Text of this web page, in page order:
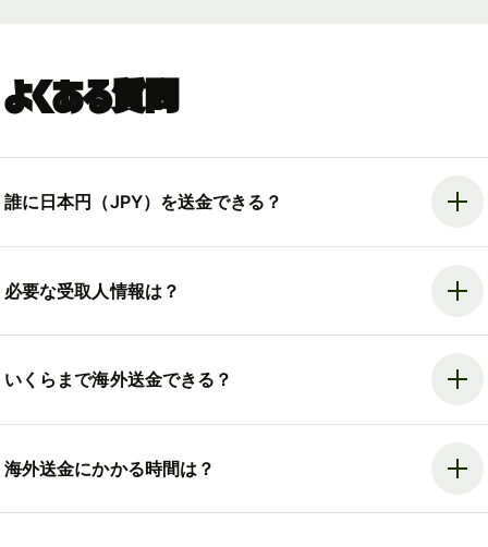
よくある質問
誰に日本円（JPY）を送金できる？
必要な受取人情報は？
いくらまで海外送金できる？
海外送金にかかる時間は？